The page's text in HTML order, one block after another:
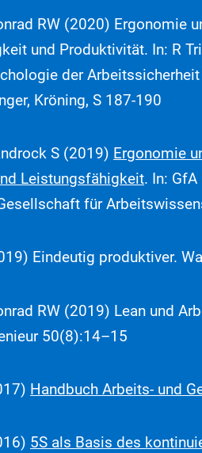
RW (2020) Ergonomie
und Produktivität. In: R
der
Kröning, S 187-190
S (2019) Ergonomie
Leistungsfähigkeit. In:
für
Eindeutig produktiver.
RW (2019) Lean und
50(8):14–15
Handbuch Arbeits- und
5S als Basis des